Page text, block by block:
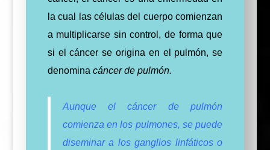
la cual las células del cuerpo comienzan
a multiplicarse sin control, de forma que
si el cáncer se origina en el pulmón, se
denomina cáncer de pulmón.
Aunque el cáncer de pulmón
comienza en los pulmones, se puede
diseminar a los ganglios linfáticos o